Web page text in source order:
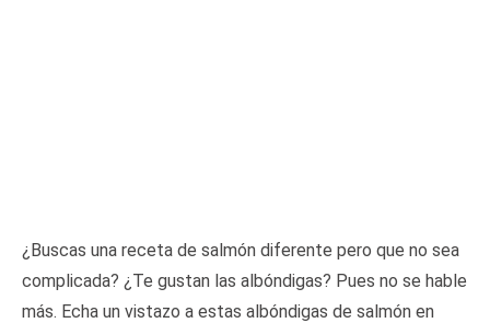
¿Buscas una receta de salmón diferente pero que no sea
complicada? ¿Te gustan las albóndigas? Pues no se hable
más. Echa un vistazo a estas albóndigas de salmón en